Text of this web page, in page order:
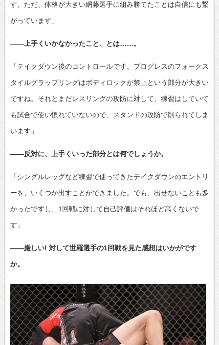
す。ただ、体格が大きい網藤選手に組み勝てたことは自信にも繋
がっています」
――上手くいかなかったこと、とは……。
「テイクダウン後のコントロールです。プログレスのフォークス
タイルグラップリングはボディロックが禁止という部分が大きい
ですね。それとまだレスリングの攻防に対して、練習はしていて
も試合で使い慣れていないので、スタンドの攻防で削られてしま
います」
――反対に、上手くいった部分とは何でしょうか。
「シングルレッグなど練習で使ってきたテイクダウンのエントリ
ーを、いくつか出すことができました。でも、出せないことも多
かったですし、1回戦に対して自己評価はそれほど高くないで
す」
――厳しい! 対して世羅選手の1回戦を見た感想はいかがです
か。